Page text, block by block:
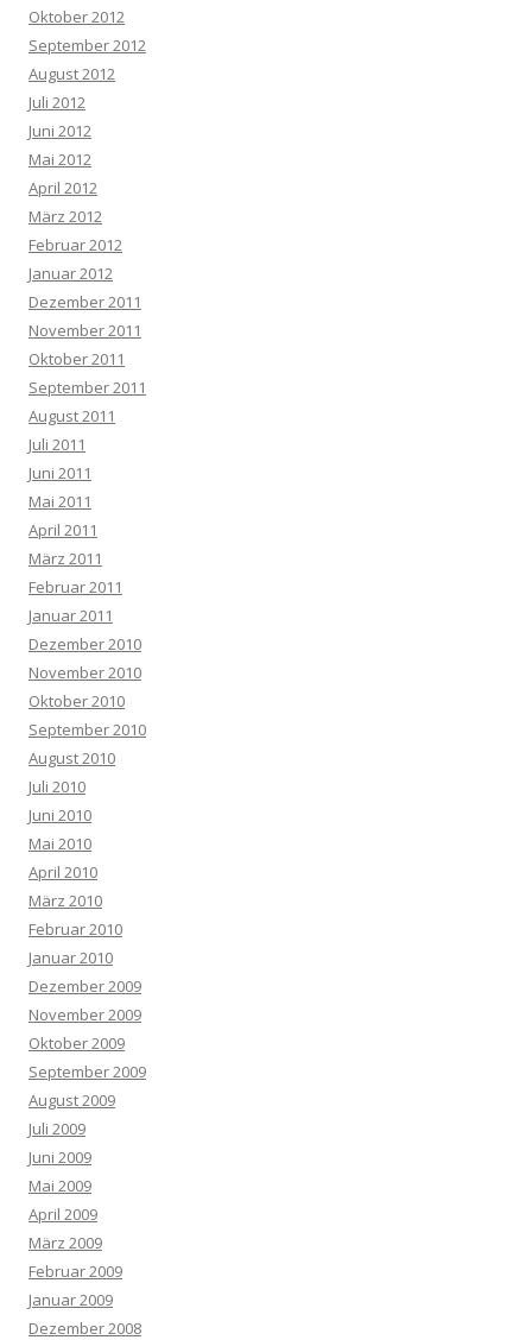
Oktober 2012
September 2012
August 2012
Juli 2012
Juni 2012
Mai 2012
April 2012
März 2012
Februar 2012
Januar 2012
Dezember 2011
November 2011
Oktober 2011
September 2011
August 2011
Juli 2011
Juni 2011
Mai 2011
April 2011
März 2011
Februar 2011
Januar 2011
Dezember 2010
November 2010
Oktober 2010
September 2010
August 2010
Juli 2010
Juni 2010
Mai 2010
April 2010
März 2010
Februar 2010
Januar 2010
Dezember 2009
November 2009
Oktober 2009
September 2009
August 2009
Juli 2009
Juni 2009
Mai 2009
April 2009
März 2009
Februar 2009
Januar 2009
Dezember 2008